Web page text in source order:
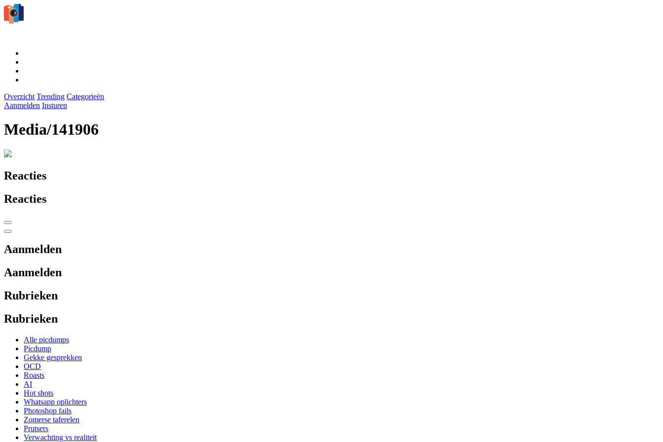
Overzicht Trending Categorieën
Aanmelden Insturen
Media/141906
Reacties
Reacties
Aanmelden
Aanmelden
Rubrieken
Rubrieken
Alle picdumps
Picdump
Gekke gesprekken
OCD
Roasts
AI
Hot shots
Whatsapp oplichters
Photoshop fails
Zomerse taferelen
Prutsers
Verwachting vs realiteit